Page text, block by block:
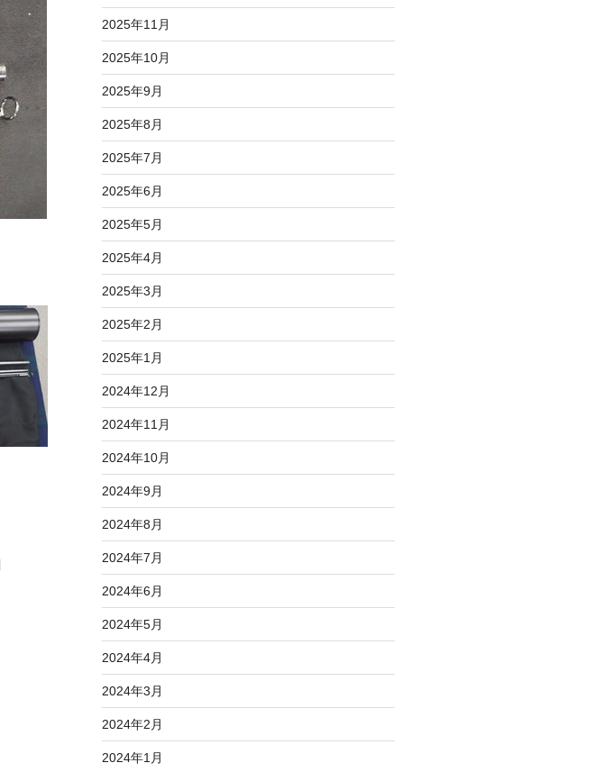
2025年11月
2025年10月
2025年9月
2025年8月
2025年7月
2025年6月
2025年5月
2025年4月
2025年3月
2025年2月
2025年1月
2024年12月
2024年11月
2024年10月
2024年9月
2024年8月
2024年7月
2024年6月
2024年5月
2024年4月
2024年3月
2024年2月
2024年1月